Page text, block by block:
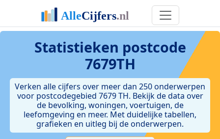
Statistieken postcode
7679TH
Verken alle cijfers over meer dan 250 onderwerpen
voor postcodegebied 7679 TH. Bekijk de data over
de bevolking, woningen, voertuigen, de
leefomgeving en meer. Met duidelijke tabellen,
grafieken en uitleg bij de onderwerpen.